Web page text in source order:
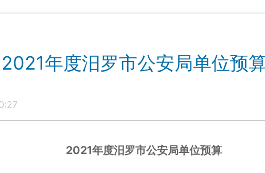
2021年度汨罗市公安局单位预
2021年度汨罗市公安局单位预算